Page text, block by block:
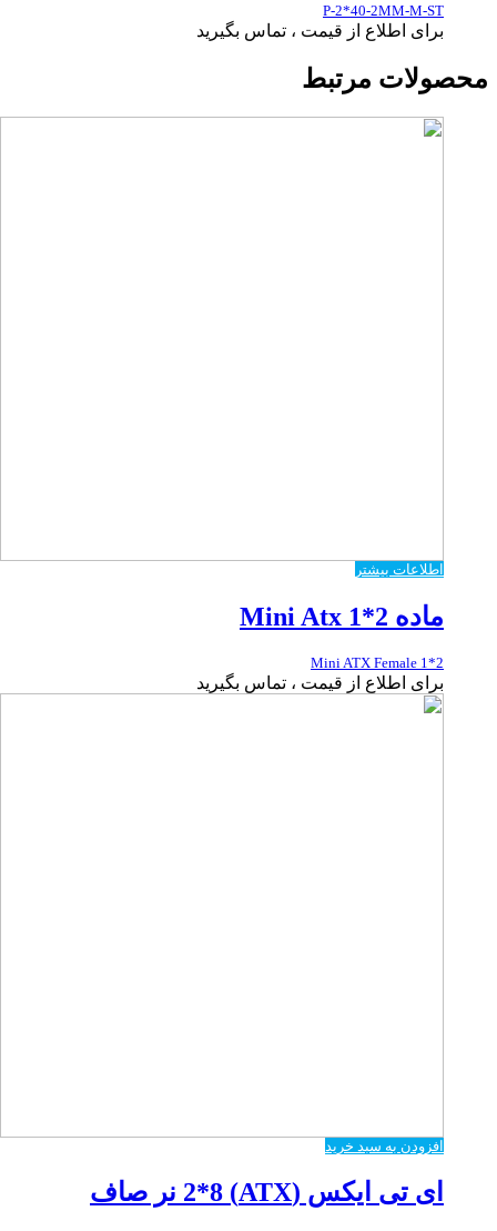
P-2*40-2MM-M-ST
برای اطلاع از قیمت ، تماس بگیرید
محصولات مرتبط
اطلاعات بیشتر
ماده Mini Atx 1*2
Mini ATX Female 1*2
برای اطلاع از قیمت ، تماس بگیرید
افزودن به سبد خرید
ای تی ایکس (ATX) 2*8 نر صاف